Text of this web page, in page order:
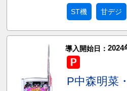
ST機 甘デジ
導入開始日： 2024
P中森明菜